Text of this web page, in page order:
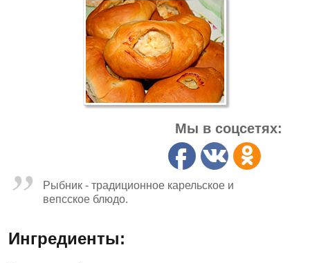
Мы в соцсетях:
Рыбник - традиционное карельское и
вепсское блюдо.
Ингредиенты: